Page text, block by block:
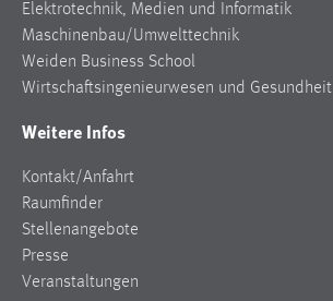
Elektrotechnik, Medien und Informatik
Maschinenbau/Umwelttechnik
Weiden Business School
Wirtschaftsingenieurwesen und Gesundheit
Weitere Infos
Kontakt/Anfahrt
Raumfinder
Stellenangebote
Presse
Veranstaltungen